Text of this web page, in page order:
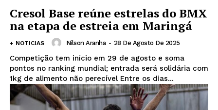
Cresol Base reúne estrelas do BMX
na etapa de estreia em Maringá
+ NOTICIAS Nilson Aranha - 28 De Agosto De 2025
Competição tem início em 29 de agosto e soma
pontos no ranking mundial; entrada será solidária com
1kg de alimento não perecível Entre os dias...